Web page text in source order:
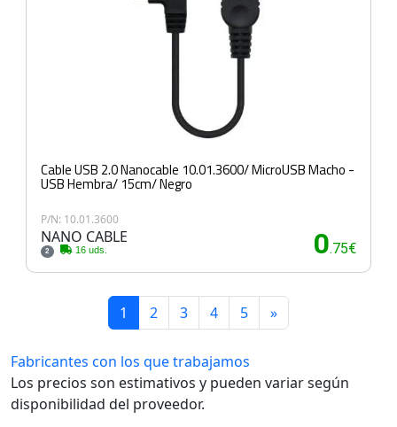
Cable USB 2.0 Nanocable 10.01.3600/ MicroUSB Macho -
USB Hembra/ 15cm/ Negro
P/N: 10.01.3600
NANO CABLE
2 16 uds. 0.75€
1 2 3 4 5 »
Fabricantes con los que trabajamos
Los precios son estimativos y pueden variar según
disponibilidad del proveedor.